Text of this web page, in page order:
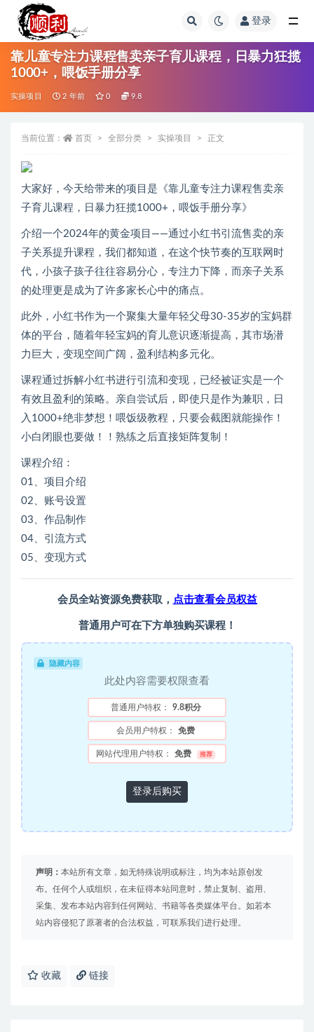
登录
靠儿童专注力课程售卖亲子育儿课程，日暴力狂揽
1000+，喂饭手册分享
实操项目 2 年前 0 9.8
当前位置： 首页 全部分类 实操项目 正文
大家好，今天给带来的项目是《靠儿童专注力课程售卖亲
子育儿课程，日暴力狂揽1000+，喂饭手册分享》
介绍一个2024年的黄金项目——通过小红书引流售卖的亲
子关系提升课程，我们都知道，在这个快节奏的互联网时
代，小孩子孩子往往容易分心，专注力下降，而亲子关系
的处理更是成为了许多家长心中的痛点。
此外，小红书作为一个聚集大量年轻父母30-35岁的宝妈群
体的平台，随着年轻宝妈的育儿意识逐渐提高，其市场潜
力巨大，变现空间广阔，盈利结构多元化。
课程通过拆解小红书进行引流和变现，已经被证实是一个
有效且盈利的策略。亲自尝试后，即使只是作为兼职，日
入1000+绝非梦想！喂饭级教程，只要会截图就能操作！
小白闭眼也要做！！熟练之后直接矩阵复制！
课程介绍：
01、项目介绍
02、账号设置
03、作品制作
04、引流方式
05、变现方式
会员全站资源免费获取， 点击查看会员权益
普通用户可在下方单独购买课程！
隐藏内容
此处内容需要权限查看
普通用户特权： 9.8积分
会员用户特权： 免费
网站代理用户特权： 免费 推荐
登录后购买
声明： 本站所有文章，如无特殊说明或标注，均为本站原创发
布。任何个人或组织，在未征得本站同意时，禁止复制、盗用、
采集、发布本站内容到任何网站、书籍等各类媒体平台。如若本
站内容侵犯了原著者的合法权益，可联系我们进行处理。
收藏 链接
全部